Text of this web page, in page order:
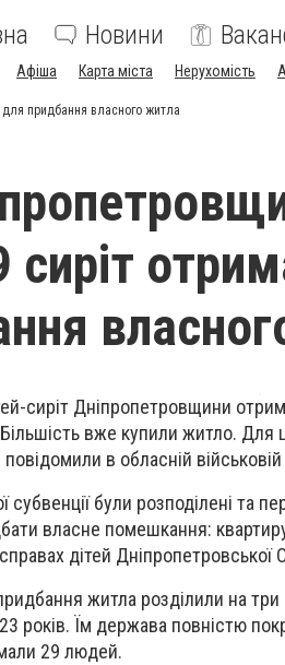
Новини
Афіша Карта міста Нерухомість
придбання власного житла
сиріт
сиріт Дніпропетровщини
вже купили житло.
в обласній військовій
були розподілені та
власне помешкання:
дітей
житла розділили на
років. Їм держава повністю
29 людей.